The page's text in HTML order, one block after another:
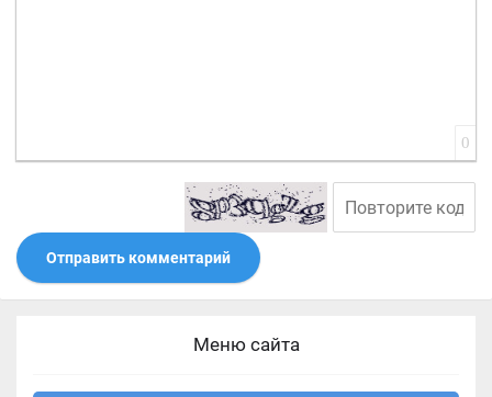
0
Отправить комментарий
Меню сайта